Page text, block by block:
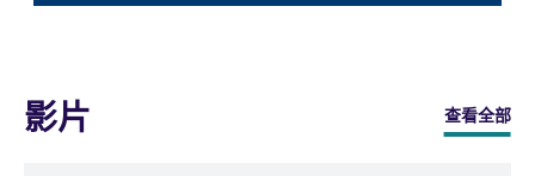
影片 查看全部